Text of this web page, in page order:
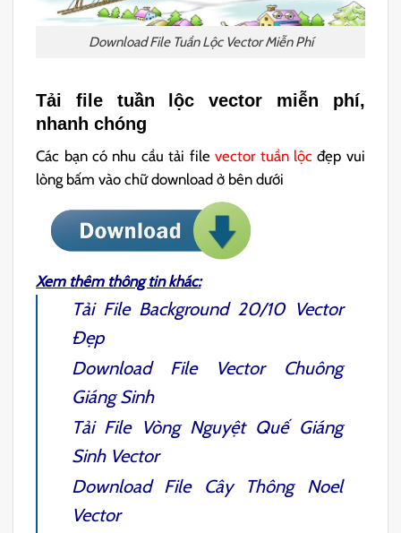
Download File Tuần Lộc Vector Miễn Phí
Tải file tuần lộc vector miễn phí,
nhanh chóng
Các bạn có nhu cầu tải filevector tuần lộc đẹp vui
lòng bấm vào chữ download ở bên dưới
Xem thêm thông tin khác:
Tải File Background 20/10 Vector
Đẹp
Download File Vector Chuông
Giáng Sinh
Tải File Vòng Nguyệt Quế Giáng
SinhVector
Download File Cây Thông Noel
Vector